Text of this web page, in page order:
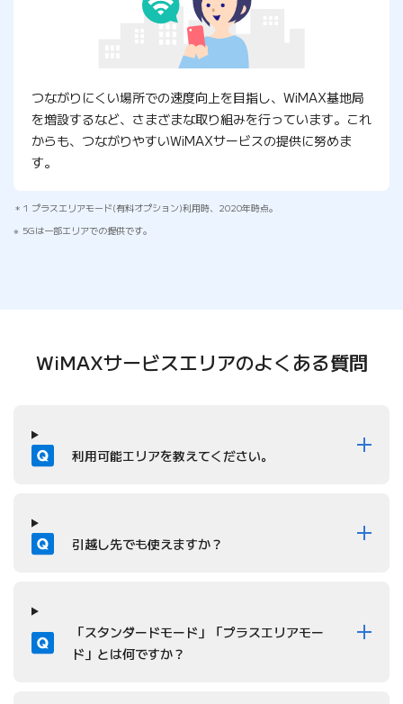
つながりにくい場所での速度向上を目指し、WiMAX基地局
を増設するなど、さまざまな取り組みを行っています。これ
からも、つながりやすいWiMAXサービスの提供に努めま
す。
1 プラスエリアモード(有料オプション)利用時、2020年時点。
5Gは一部エリアでの提供です。
WiMAXサービスエリアのよくある質問
質問 利用可能エリアを教えてください。
質問 引越し先でも使えますか？
質問
「スタンダードモード」「プラスエリアモー
ド」とは何ですか？